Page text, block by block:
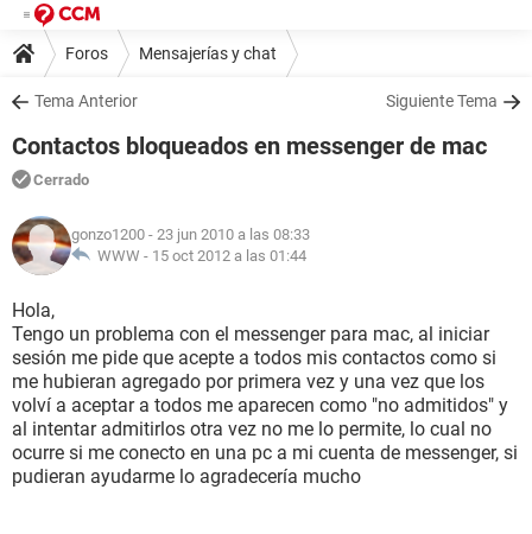
Foros Mensajerías y chat
Tema Anterior Siguiente Tema
Contactos bloqueados en messenger de mac
Cerrado
gonzo1200 - 23 jun 2010 a las 08:33
WWW - 15 oct 2012 a las 01:44
Hola,
Tengo un problema con el messenger para mac, al iniciar
sesión me pide que acepte a todos mis contactos como si
me hubieran agregado por primera vez y una vez que los
volví a aceptar a todos me aparecen como "no admitidos" y
al intentar admitirlos otra vez no me lo permite, lo cual no
ocurre si me conecto en una pc a mi cuenta de messenger, si
pudieran ayudarme lo agradecería mucho